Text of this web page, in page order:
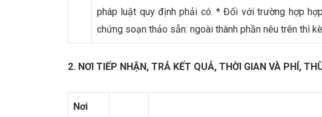
pháp luật quy định phải có. * Đối với trường hợp
chứng soạn thảo sẵn: ngoài thành phần nêu trên thì
2. NƠI TIẾP NHẬN, TRẢ KẾT QUẢ, THỜI GIAN VÀ PHÍ,
Nơi